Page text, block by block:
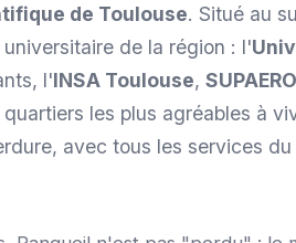
de Toulouse. Situé au
de la région : l'
l'INSA Toulouse, SUPAERO
les plus agréables à
avec tous les services